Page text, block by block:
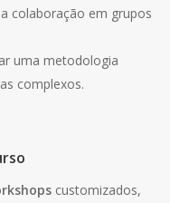
colaboração em grupos
uma metodologia
complexos.
customizados,